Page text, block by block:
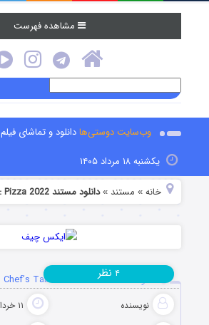
مشاهده فهرست
وب‌سایت دوستی‌هادانلود و تماشای فیلم
یکشنبه ۱۸ مرداد ۱۴۰۵
خانه » مستند »دانلود مستند Chef’s Table: Pizza 2022
دانلود مستند Chef’s Table: Pizza 2022
نویسنده ۱۱ خرداد ۱۴۰۲
۴ نظر